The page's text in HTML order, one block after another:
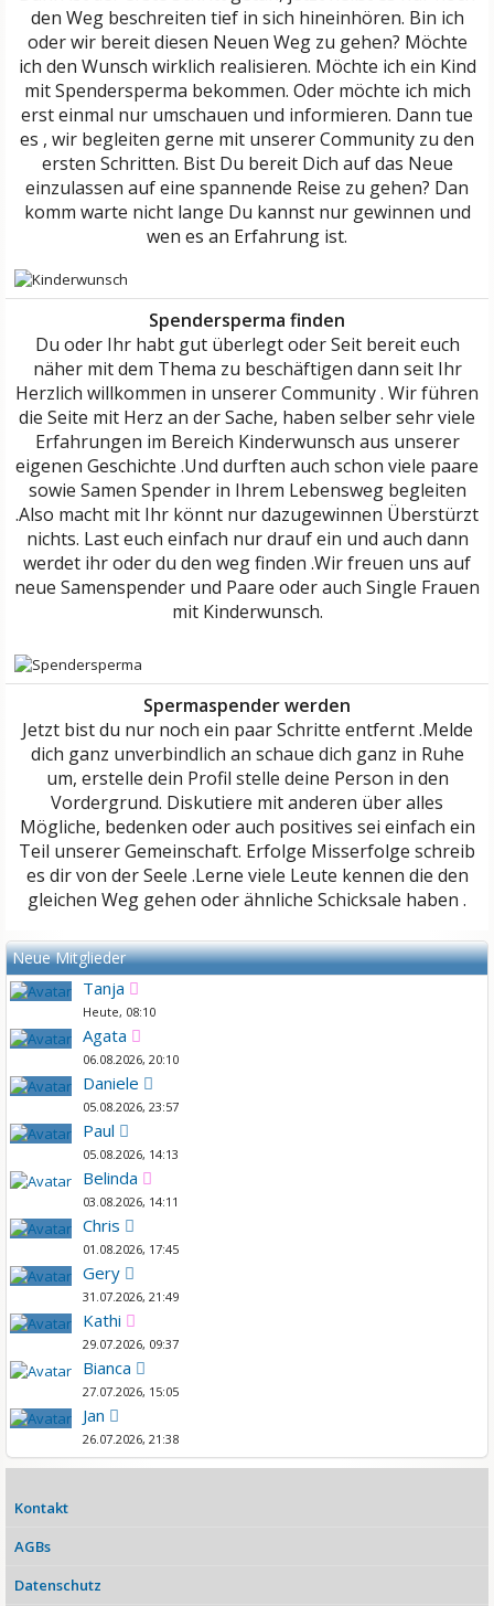
den Weg beschreiten tief in sich hineinhören. Bin ich
oder wir bereit diesen Neuen Weg zu gehen? Möchte
ich den Wunsch wirklich realisieren. Möchte ich ein Kind
mit Spendersperma bekommen. Oder möchte ich mich
erst einmal nur umschauen und informieren. Dann tue
es , wir begleiten gerne mit unserer Community zu den
ersten Schritten. Bist Du bereit Dich auf das Neue
einzulassen auf eine spannende Reise zu gehen? Dan
komm warte nicht lange Du kannst nur gewinnen und
wen es an Erfahrung ist.
Spendersperma finden
Du oder Ihr habt gut überlegt oder Seit bereit euch
näher mit dem Thema zu beschäftigen dann seit Ihr
Herzlich willkommen in unserer Community . Wir führen
die Seite mit Herz an der Sache, haben selber sehr viele
Erfahrungen im Bereich Kinderwunsch aus unserer
eigenen Geschichte .Und durften auch schon viele paare
sowie Samen Spender in Ihrem Lebensweg begleiten
.Also macht mit Ihr könnt nur dazugewinnen Überstürzt
nichts. Last euch einfach nur drauf ein und auch dann
werdet ihr oder du den weg finden .Wir freuen uns auf
neue Samenspender und Paare oder auch Single Frauen
mit Kinderwunsch.
Spermaspender werden
Jetzt bist du nur noch ein paar Schritte entfernt .Melde
dich ganz unverbindlich an schaue dich ganz in Ruhe
um, erstelle dein Profil stelle deine Person in den
Vordergrund. Diskutiere mit anderen über alles
Mögliche, bedenken oder auch positives sei einfach ein
Teil unserer Gemeinschaft. Erfolge Misserfolge schreib
es dir von der Seele .Lerne viele Leute kennen die den
gleichen Weg gehen oder ähnliche Schicksale haben .
Neue Mitglieder
Tanja
Heute, 08:10
Agata
06.08.2026, 20:10
Daniele
05.08.2026, 23:57
Paul
05.08.2026, 14:13
Belinda
03.08.2026, 14:11
Chris
01.08.2026, 17:45
Gery
31.07.2026, 21:49
Kathi
29.07.2026, 09:37
Bianca
27.07.2026, 15:05
Jan
26.07.2026, 21:38
Kontakt
AGBs
Datenschutz